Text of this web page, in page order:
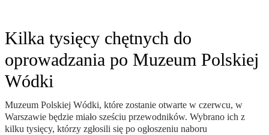
Kilka tysięcy chętnych do
oprowadzania po Muzeum Polskiej
Wódki
Muzeum Polskiej Wódki, które zostanie otwarte w czerwcu, w
Warszawie będzie miało sześciu przewodników. Wybrano ich z
kilku tysięcy, którzy zgłosili się po ogłoszeniu naboru